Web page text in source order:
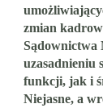
zmian
Sądownictwa
uzasadnieniu
funkcji, jak i
Niejasne, a